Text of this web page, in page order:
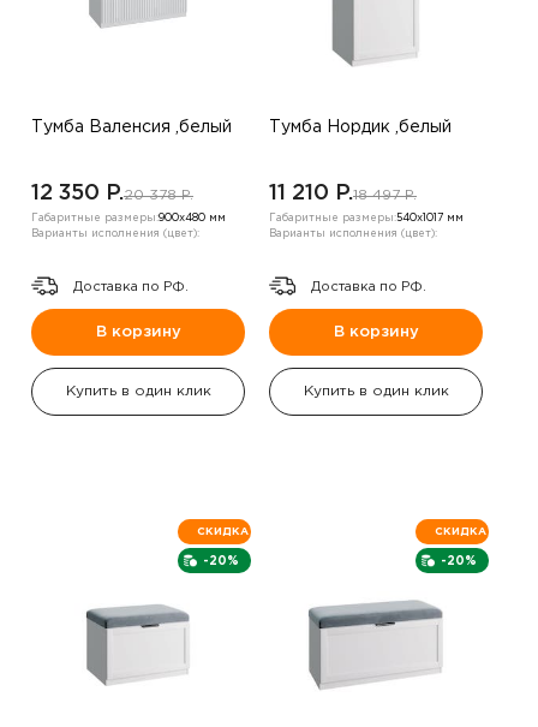
Тумба Валенсия ,белый
12 350 P.20 378 P.
Габаритные размеры:900х480 мм
Варианты исполнения (цвет):
Доставка по РФ.
В корзину
Купить в один клик
Тумба Нордик ,белый
11 210 P.18 497 P.
Габаритные размеры:540х1017 мм
Варианты исполнения (цвет):
Доставка по РФ.
В корзину
Купить в один клик
-20%
СКИДКА
-20%
СКИДКА